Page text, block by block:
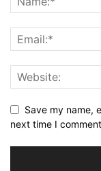
Save my name,
next time I